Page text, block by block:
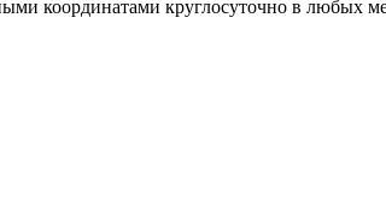
координатами круглосуточно в любых